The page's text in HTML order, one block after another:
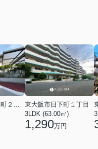
東大阪市日下町１丁目
3LDK (63.00㎡)
1,290万円